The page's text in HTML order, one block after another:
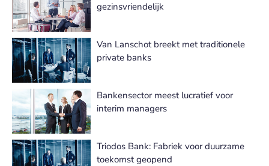
gezinsvriendelijk
Van Lanschot breekt met traditionele
private banks
Bankensector meest lucratief voor
interim managers
Triodos Bank: Fabriek voor duurzame
toekomst geopend